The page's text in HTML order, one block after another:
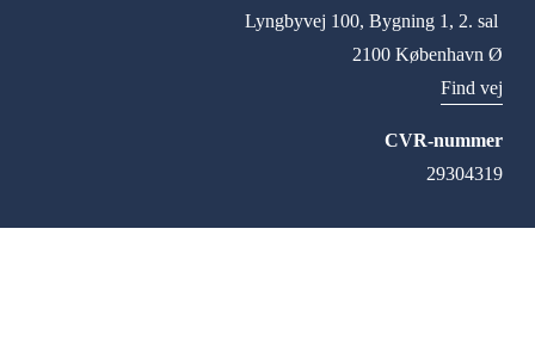
Lyngbyvej 100, Bygning 1, 2. sal
2100 København Ø
Find vej
CVR-nummer
29304319